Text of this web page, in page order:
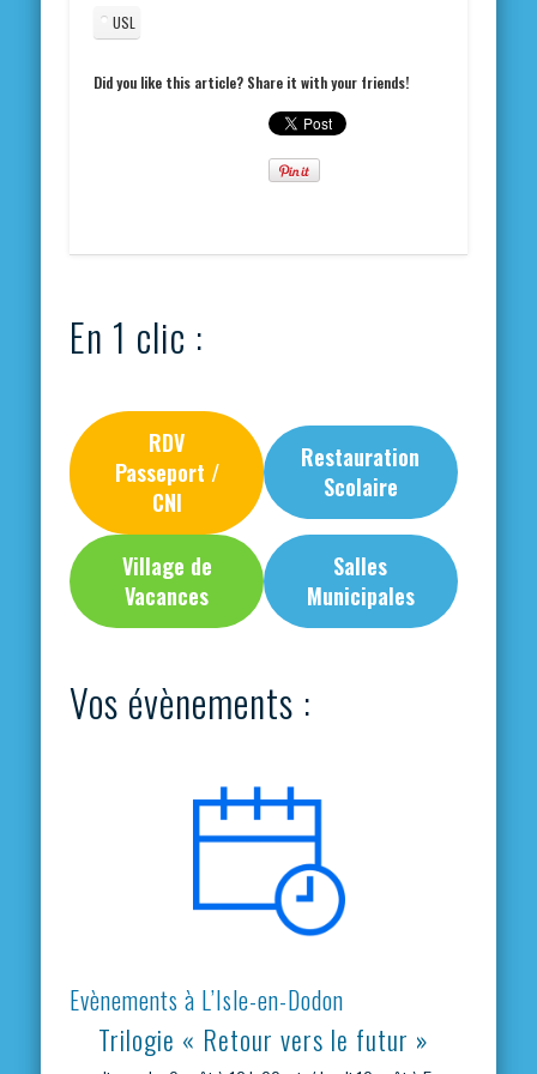
USL
Did you like this article? Share it with your friends!
En 1 clic :
RDV
Passeport /
CNI
Restauration
Scolaire
Village de
Vacances
Salles
Municipales
Vos évènements :
Evènements à L’Isle-en-Dodon
Trilogie « Retour vers le futur »